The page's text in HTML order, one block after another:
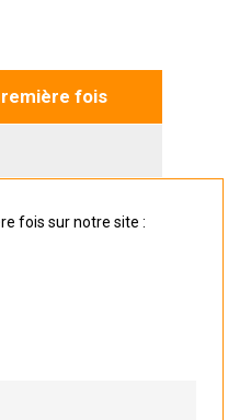
fois
fois sur notre site :